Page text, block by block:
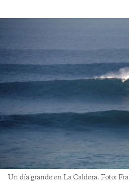
Un día grande en La Caldera. Foto: